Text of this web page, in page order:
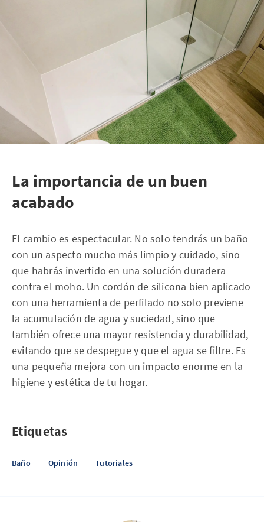
La importancia de un buen
acabado
El cambio es espectacular. No solo tendrás un baño
con un aspecto mucho más limpio y cuidado, sino
que habrás invertido en una solución duradera
contra el moho. Un cordón de silicona bien aplicado
con una herramienta de perfilado no solo previene
la acumulación de agua y suciedad, sino que
también ofrece una mayor resistencia y durabilidad,
evitando que se despegue y que el agua se filtre. Es
una pequeña mejora con un impacto enorme en la
higiene y estética de tu hogar.
Etiquetas
Baño Opinión Tutoriales